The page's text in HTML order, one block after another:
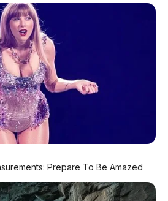
Prepare To Be Amazed